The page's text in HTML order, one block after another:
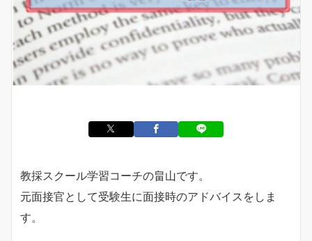
教採スクール学習コーチの畠山です。
元面接官として受験生に面接時のアドバイスをしま
す。